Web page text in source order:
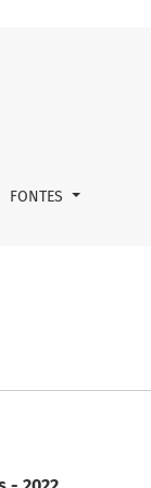
FONTES